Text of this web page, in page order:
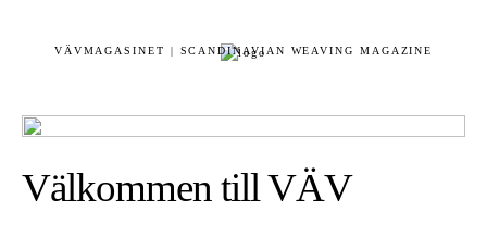
VÄVMAGASINET | SCANDINAVIAN WEAVING MAGAZINE
Välkommen till VÄV